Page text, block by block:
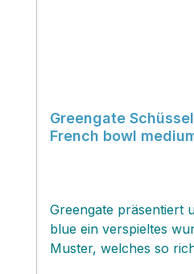
Greengate
French bowl
Greengate präsentiert
blue ein verspieltes
Muster, welches so